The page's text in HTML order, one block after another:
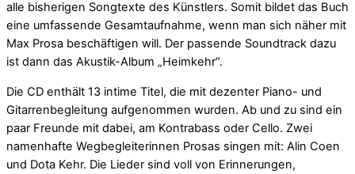
alle bisherigen Songtexte des Künstlers. Somit bildet das Buch
eine umfassende Gesamtaufnahme, wenn man sich näher mit
Max Prosa beschäftigen will. Der passende Soundtrack dazu
ist dann das Akustik-Album „Heimkehr“.
Die CD enthält 13 intime Titel, die mit dezenter Piano- und
Gitarrenbegleitung aufgenommen wurden. Ab und zu sind ein
paar Freunde mit dabei, am Kontrabass oder Cello. Zwei
namenhafte Wegbegleiterinnen Prosas singen mit: Alin Coen
und Dota Kehr. Die Lieder sind voll von Erinnerungen,